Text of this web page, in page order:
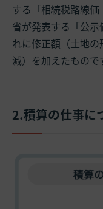
する「相続税路線
省が発表する「公
れに修正額（土地
減）を加えたもので
2.積算の仕事に